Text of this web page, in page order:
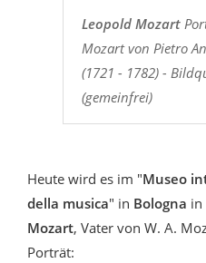
Leopold Mozart
Mozart von Pietro
(1721 - 1782) -
(gemeinfrei)
Heute wird es im "Museo
della musica" in Bologna in
Mozart, Vater von W. A.
Porträt: